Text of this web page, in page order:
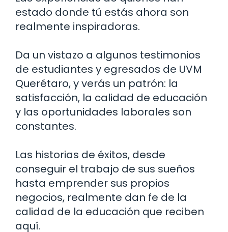
estado donde tú estás ahora son
realmente inspiradoras.
Da un vistazo a algunos testimonios
de estudiantes y egresados de UVM
Querétaro, y verás un patrón: la
satisfacción, la calidad de educación
y las oportunidades laborales son
constantes.
Las historias de éxitos, desde
conseguir el trabajo de sus sueños
hasta emprender sus propios
negocios, realmente dan fe de la
calidad de la educación que reciben
aquí.